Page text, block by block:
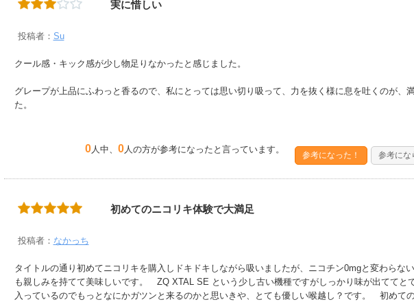
実に惜しい
投稿者： Su
クール感・キック感が少し物足りなかったと感じました。
グレープが上品にふわっと香るので、私にとっては思い切り吸って、力を抜く様に息を吐くのが、
た。
0人中、 0人の方が参考になったと言っています。
参考になった！ 参考にな
初めてのニコリキ体験で大満足
投稿者： なかっち
タイトルの通り初めてニコリキを購入しドキドキしながら吸いましたが、ニコチン0mgと変わらな
も親しみを持てて美味しいです。 ZQ XTAL SE という少し古い機種ですがしっかり味が出ててと
入っているのでもっとなにかガツンと来るのかと思いきや、とても優しい喉越し？です。 初めて